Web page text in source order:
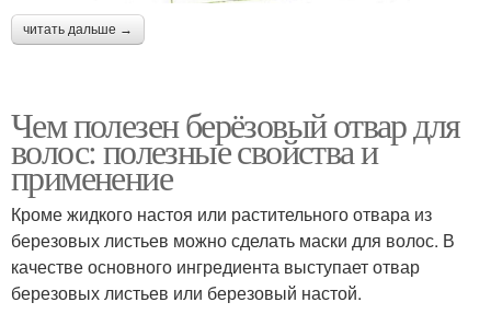
читать дальше →
Чем полезен берёзовый отвар для
волос: полезные свойства и
применение
Кроме жидкого настоя или растительного отвара из
березовых листьев можно сделать маски для волос. В
качестве основного ингредиента выступает отвар
березовых листьев или березовый настой.